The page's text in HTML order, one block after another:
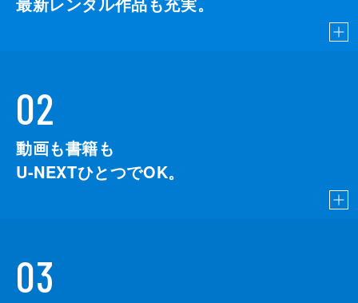
02
動画も書籍も
U-NEXTひとつでOK。
03